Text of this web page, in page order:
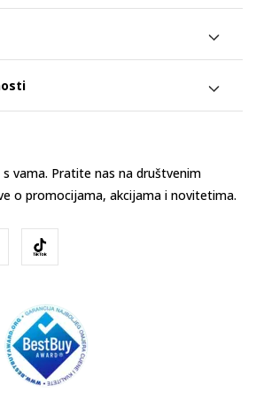
vama. Pratite nas na društvenim
o promocijama, akcijama i novitetima.